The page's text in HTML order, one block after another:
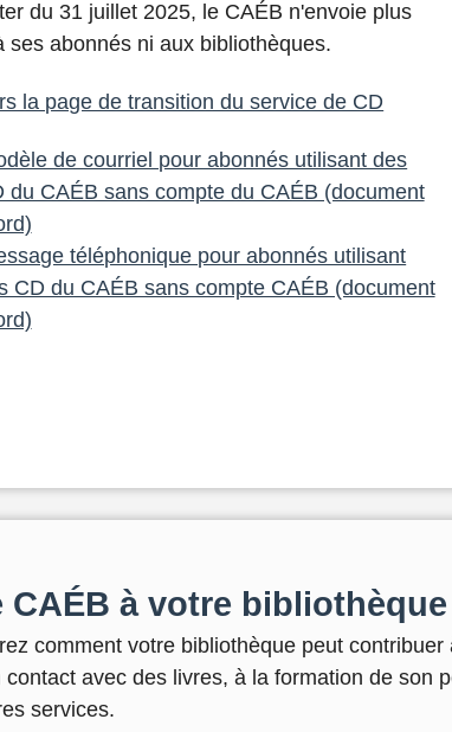
du 31 juillet 2025, le CAÉB n'envoie plus
ses abonnés ni aux bibliothèques.
la page de transition du service de CD
de courriel pour abonnés utilisant des
du CAÉB sans compte du CAÉB (document
téléphonique pour abonnés utilisant
CD du CAÉB sans compte CAÉB (document
à votre
comment votre bibliothèque peut
contact avec des livres, à la formation de son
services.